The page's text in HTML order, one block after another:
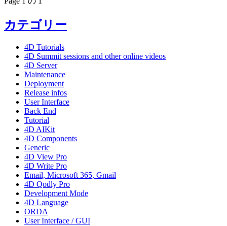
カテゴリー
4D Tutorials
4D Summit sessions and other online videos
4D Server
Maintenance
Deployment
Release infos
User Interface
Back End
Tutorial
4D AIKit
4D Components
Generic
4D View Pro
4D Write Pro
Email, Microsoft 365, Gmail
4D Qodly Pro
Development Mode
4D Language
ORDA
User Interface / GUI